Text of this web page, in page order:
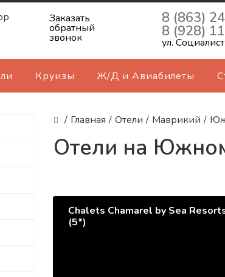
Заказать
обратный
звонок
8 (863)
8 (928)
ул.
Круизы Ж/Д и Авиабилеты
/ Главная / Отели / Маврикий /
Отели на
Chalets Chamarel by Sea
(5*)